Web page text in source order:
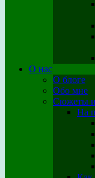
О нас
О блоге
Обо мне
Сюжеты
На